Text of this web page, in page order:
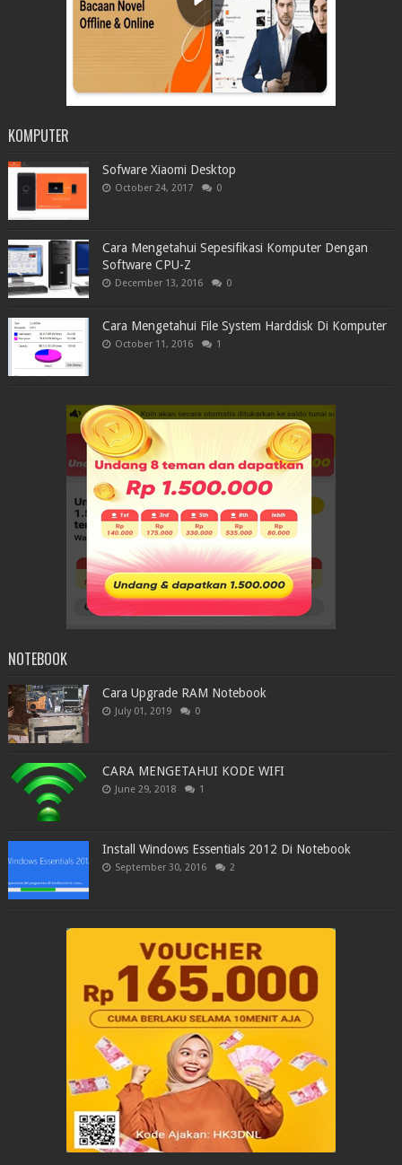
KOMPUTER
Sofware Xiaomi Desktop
October 24, 2017 0
Cara Mengetahui Sepesifikasi Komputer Dengan
Software CPU-Z
December 13, 2016 0
Cara Mengetahui File System Harddisk Di Komputer
October 11, 2016 1
NOTEBOOK
Cara Upgrade RAM Notebook
July 01, 2019 0
CARA MENGETAHUI KODE WIFI
June 29, 2018 1
Install Windows Essentials 2012 Di Notebook
September 30, 2016 2